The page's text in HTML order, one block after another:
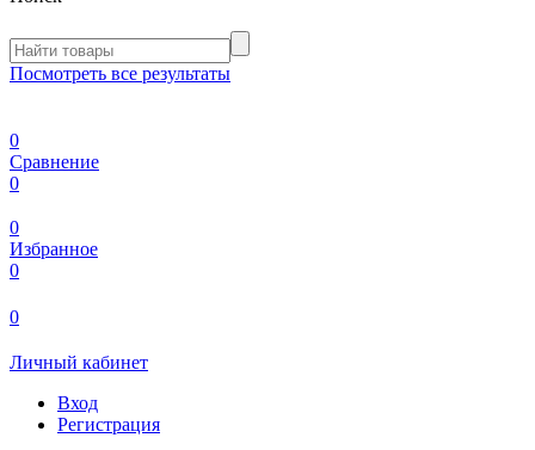
Посмотреть все результаты
0
Сравнение
0
0
Избранное
0
0
Личный кабинет
Вход
Регистрация